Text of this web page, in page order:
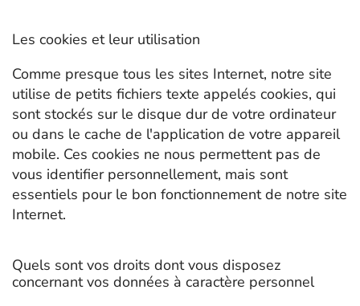
Les cookies et leur utilisation
Comme presque tous les sites Internet, notre site
utilise de petits fichiers texte appelés cookies, qui
sont stockés sur le disque dur de votre ordinateur
ou dans le cache de l'application de votre appareil
mobile. Ces cookies ne nous permettent pas de
vous identifier personnellement, mais sont
essentiels pour le bon fonctionnement de notre site
Internet.
Quels sont vos droits dont vous disposez
concernant vos données à caractère personnel